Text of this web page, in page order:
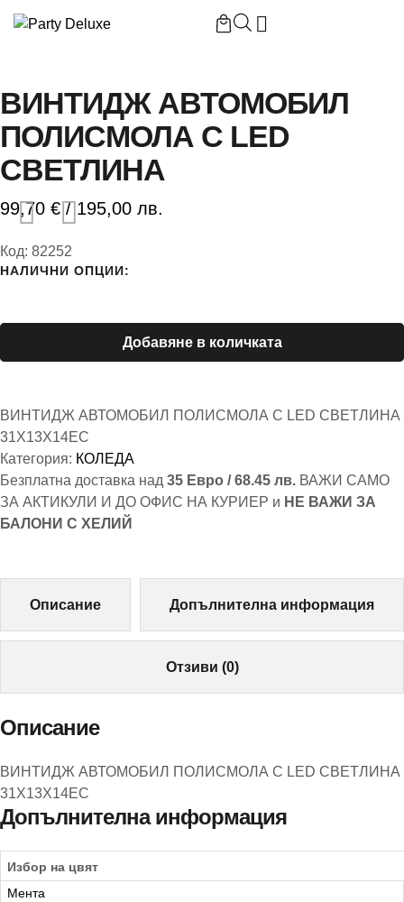
Начало
ВИНТИДЖ АВТОМОБИЛ ПОЛИСМОЛА С LED
СВЕТЛИНА
ВИНТИДЖ АВТОМОБИЛ
ПОЛИСМОЛА С LED
СВЕТЛИНА
99,70 €/ 195,00 лв.
Код: 82252
НАЛИЧНИ ОПЦИИ:
Добавяне в количката
ВИНТИДЖ АВТОМОБИЛ ПОЛИСМОЛА С LED СВЕТЛИНА
31X13X14EC
Категория: КОЛЕДА
Безплатна доставка над 35 Евро / 68.45 лв. ВАЖИ САМО
ЗА АКТИКУЛИ И ДО ОФИС НА КУРИЕР и НЕ ВАЖИ ЗА
БАЛОНИ С ХЕЛИЙ
Описание Допълнителна информация
Отзиви (0)
Описание
ВИНТИДЖ АВТОМОБИЛ ПОЛИСМОЛА С LED СВЕТЛИНА
31X13X14EC
Допълнителна информация
Избор на цвят
Мента